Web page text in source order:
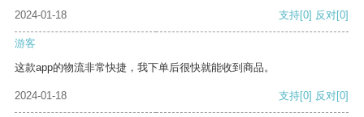
2024-01-18 支持[0] 反对[0]
游客
这款app的物流非常快捷，我下单后很快就能收到商品。
2024-01-18 支持[0] 反对[0]